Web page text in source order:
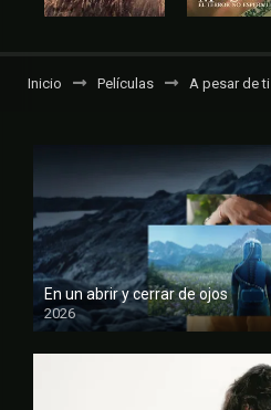
Inicio Películas A pesar de ti
En un abrir y cerrar de ojos
2026
FULL HD